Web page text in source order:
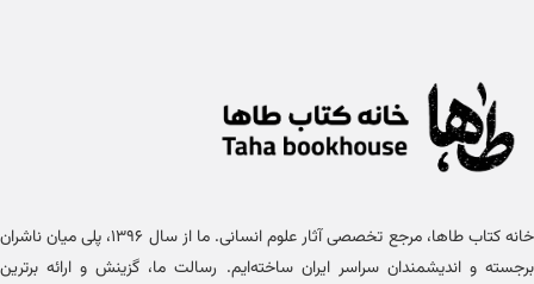
خانه کتاب طاها، مرجع تخصصی آثار علوم انسانی. ما از سال ۱۳۹۶، پلی میان ناشران
برجسته و اندیشمندان سراسر ایران ساخته‌ایم. رسالت ما، گزینش و ارائه برترین